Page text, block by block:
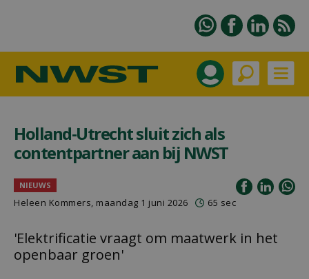
Holland-Utrecht sluit zich als
contentpartner aan bij NWST
NIEUWS
Heleen Kommers, maandag 1 juni 2026 65 sec
'Elektrificatie vraagt om maatwerk in het
openbaar groen'